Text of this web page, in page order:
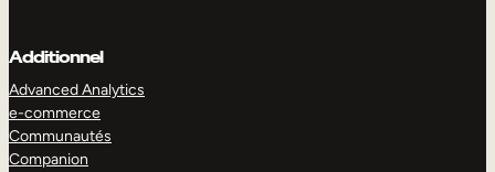
Additionnel
Advanced Analytics
e-commerce
Communautés
Companion